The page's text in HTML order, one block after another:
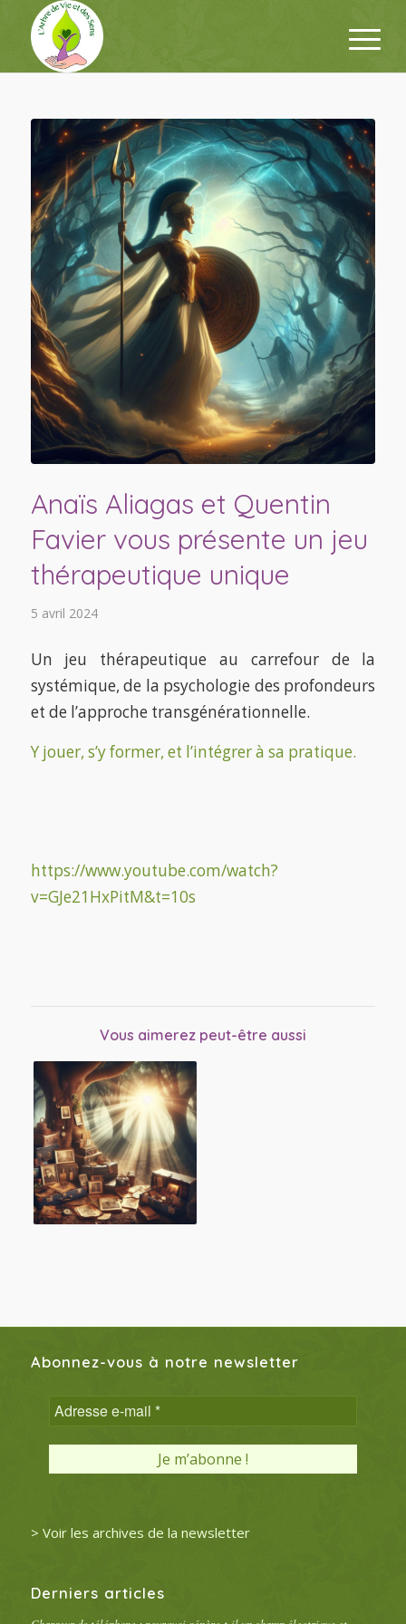
Anaïs Aliagas et Quentin
Favier vous présente un jeu
thérapeutique unique
5 avril 2024
Un jeu thérapeutique au carrefour de la
systémique, de la psychologie des profondeurs
et de l’approche transgénérationnelle.
Y jouer, s’y former, et l’intégrer à sa pratique.
https://www.youtube.com/watch?
v=GJe21HxPitM&t=10s
Vous aimerez peut-être aussi
Abonnez-vous à notre newsletter
> Voir les archives de la newsletter
Derniers articles